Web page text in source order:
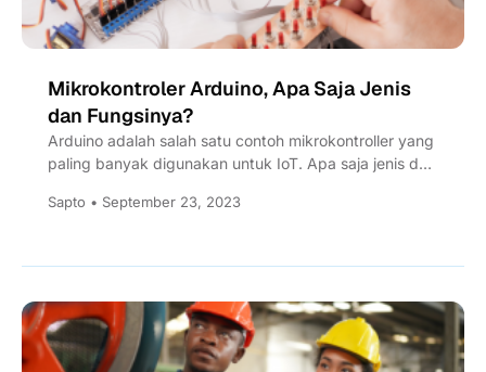
Mikrokontroler Arduino, Apa Saja Jenis
dan Fungsinya?
Arduino adalah salah satu contoh mikrokontroller yang
paling banyak digunakan untuk IoT. Apa saja jenis dan
Sapto • September 23, 2023